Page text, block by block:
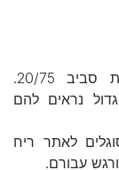
הראייה של כלבים נחשבת לכזו שנמצאת סביב 20/75.
נראים להם
לאתר ריח
עבורם.